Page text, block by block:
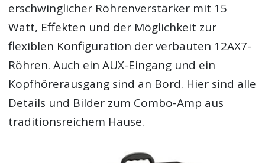
erschwinglicher Röhrenverstärker mit 15
Watt, Effekten und der Möglichkeit zur
flexiblen Konfiguration der verbauten 12AX7-
Röhren. Auch ein AUX-Eingang und ein
Kopfhörerausgang sind an Bord. Hier sind alle
Details und Bilder zum Combo-Amp aus
traditionsreichem Hause.